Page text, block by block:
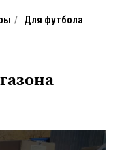
/ Для футбола